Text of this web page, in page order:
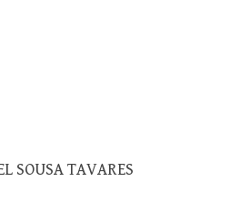
SOUSA TAVARES